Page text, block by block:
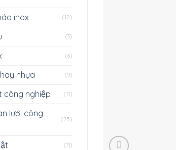
inox (12)
(3)
(6)
nhựa (9)
công nghiệp (11)
lưới công
(25)
(11)